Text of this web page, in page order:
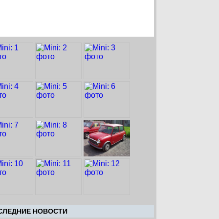
НОВОСТИ